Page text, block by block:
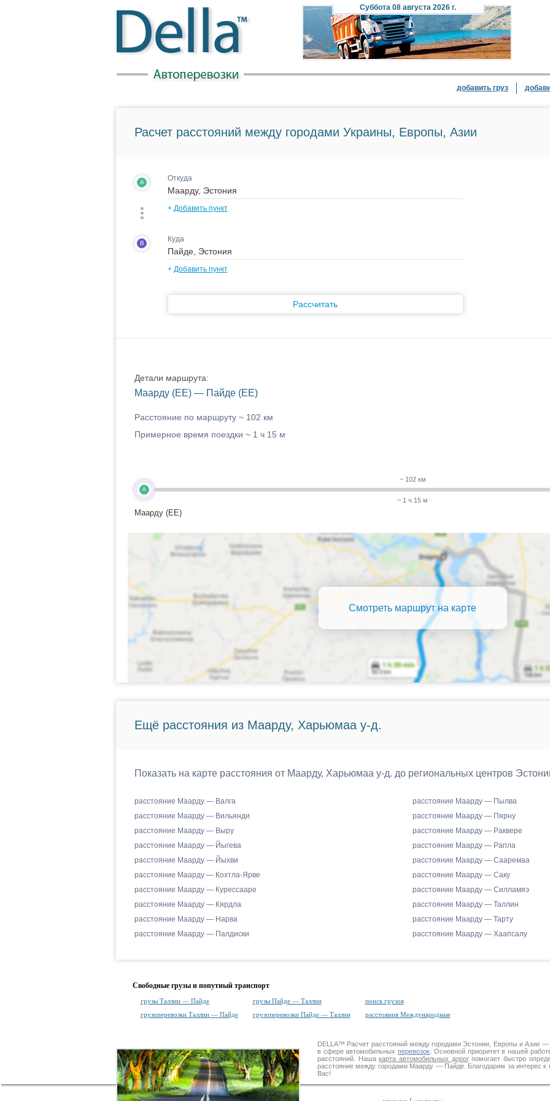
Суббота08 августа 2026 г.
добавить груз
Расчет расстояний между городами Украины, Европы, Азии
A Откуда
+ Добавить пункт
B Куда
+ Добавить пункт
Рассчитать
Детали маршрута:
Маарду (EE) — Пайде (EE)
Расстояние по маршруту ~ 102 км
Примерное время поездки ~ 1 ч 15 м
A
Маарду (EE)
~ 102 км
~ 1 ч 15 м
Смотреть маршрут на карте
Ещё расстояния из Маарду, Харьюмаа у-д.
Показать на карте расстояния от Маарду, Харьюмаа у-д. до региональных центров
расстояние Маарду — Валга
расстояние Маарду — Вильянди
расстояние Маарду — Выру
расстояние Маарду — Йыгева
расстояние Маарду — Йыхви
расстояние Маарду — Кохтла-Ярве
расстояние Маарду — Курессааре
расстояние Маарду — Кярдла
расстояние Маарду — Нарва
расстояние Маарду — Палдиски
расстояние Маарду — Пылва
расстояние Маарду — Пярну
расстояние Маарду — Раквере
расстояние Маарду — Рапла
расстояние Маарду — Сааремаа
расстояние Маарду — Саку
расстояние Маарду — Силламяэ
расстояние Маарду — Таллин
расстояние Маарду — Тарту
расстояние Маарду — Хаапсалу
Свободные грузы и попутный транспорт
грузы Таллин — Пайде грузы Пайде — Таллин
поиск грузов
грузоперевозки Таллин — Пайде
грузоперевозки Пайде — Таллин расстояния Международные
DELLA™ Расчет расстояниймежду городами Эстонии, Европы и Азии
в сфере автомобильныхперевозок . Основной приоритет в нашей
расстояний. Нашакарта автомобильных дорогпомогает быстро
расстояние между городами Маарду — Пайде. Благодарим за интерес
Вас!